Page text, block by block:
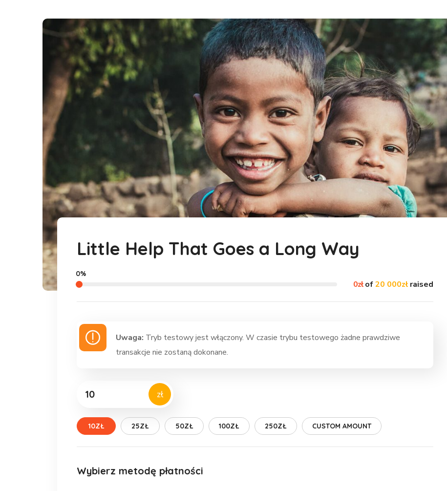
Little Help That Goes a Long Way
0złof20 000zł raised
0%
Uwaga: Tryb testowy jest włączony. W czasie trybu testowego żadne prawdziwe
transakcje nie zostaną dokonane.
zł
10ZŁ 25ZŁ 50ZŁ 100ZŁ 250ZŁ CUSTOM AMOUNT
Wybierz metodę płatności